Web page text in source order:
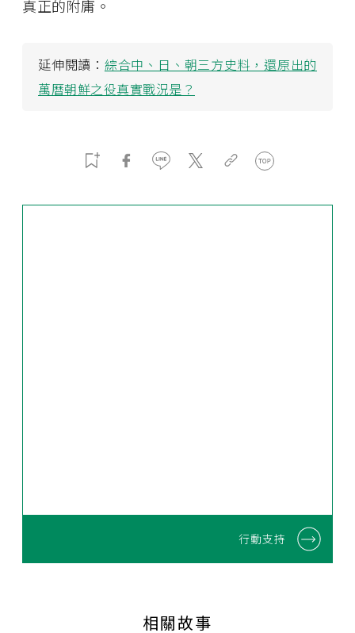
真正的附庸。
延伸閱讀： 綜合中、日、朝三方史料，還原出的
萬曆朝鮮之役真實戰況是？
行動支持
相關故事